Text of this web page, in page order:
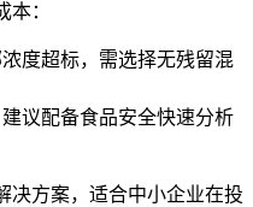
：
度超标，需选择无残留混
议配备食品安全快速分析
决方案，适合中小企业在投